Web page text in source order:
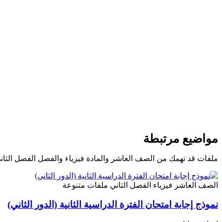
مواضيع مرتبطة
ملفات قد تهمك من الصف العاشر والمادة فيزياء والفصل الفصل
الصف العاشر فيزياء الفصل الثاني ملفات متنوعة
نموذج إجابة امتحان الفترة الدراسية الثانية (الدور الثاني)